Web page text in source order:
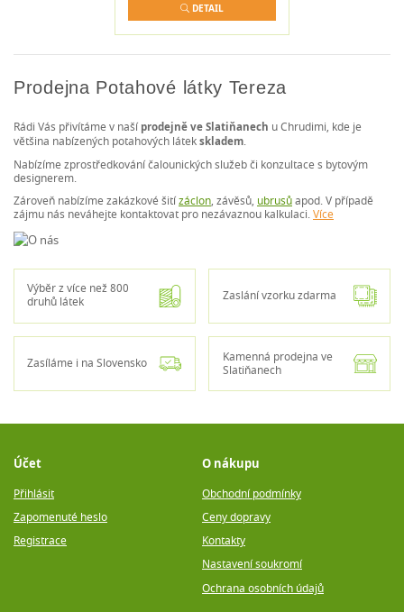
DETAIL
Prodejna Potahové látky Tereza
Rádi Vás přivítáme v naší prodejně ve Slatiňanech u Chrudimi, kde je
většina nabízených potahových látek skladem.
Nabízíme zprostředkování čalounických služeb či konzultace s bytovým
designerem.
Zároveň nabízíme zakázkové šitízáclon, závěsů, ubrusůapod. V případě
zájmu nás neváhejte kontaktovat pro nezávaznou kalkulaci.Více
Výběr z více než 800
druhů látek
Zaslání vzorku zdarma
Zasíláme i na Slovensko
Kamenná prodejna ve
Slatiňanech
Účet
Přihlásit
Zapomenuté heslo
Registrace
O nákupu
Obchodní podmínky
Ceny dopravy
Kontakty
Nastavení soukromí
Ochrana osobních údajů